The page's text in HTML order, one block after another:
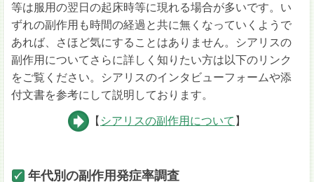
等は服用の翌日の起床時等に現れる場合が多いです。い
ずれの副作用も時間の経過と共に無くなっていくようで
あれば、さほど気にすることはありません。シアリスの
副作用についてさらに詳しく知りたい方は以下のリンク
をご覧ください。シアリスのインタビューフォームや添
付文書を参考にして説明しております。
【 シアリスの副作用について 】
年代別の副作用発症率調査